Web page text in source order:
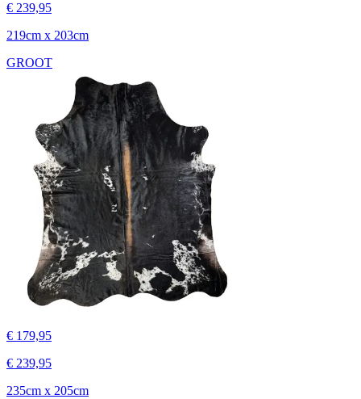
€ 239,95
219cm x 203cm
GROOT
€ 179,95
€ 239,95
235cm x 205cm